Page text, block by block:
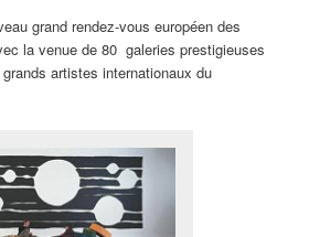
grand rendez-vous européen des
la venue de 80 galeries prestigieuses
artistes internationaux du